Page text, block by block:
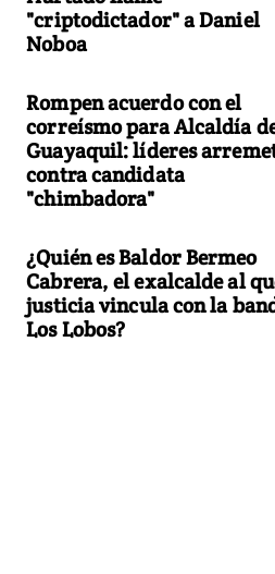
"criptodictador" a Daniel
Noboa
Rompen acuerdo con el
correísmo para Alcaldía
Guayaquil: líderes
contra candidata
"chimbadora"
¿Quién es Baldor Bermeo
Cabrera, el exalcalde al
justicia vincula con la
Los Lobos?